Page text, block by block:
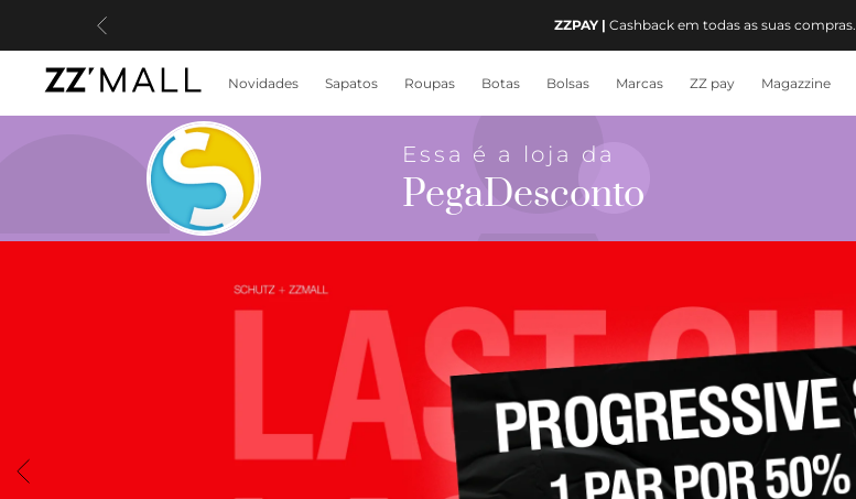
ZZCUPOM30603
ZZPAY | Cashback em todas as suas compras.
Novidades Sapatos Roupas Botas Bolsas Marcas ZZ pay Magazzine
Essa é a loja da
PegaDesconto